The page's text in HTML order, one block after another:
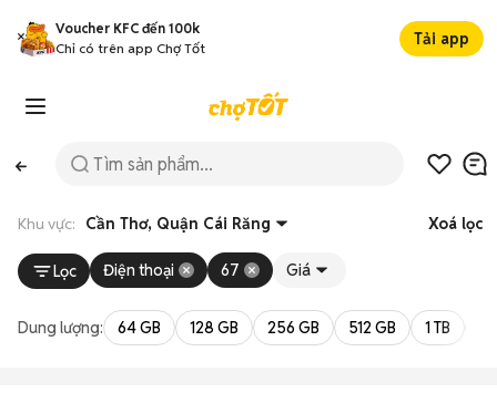
Voucher KFC đến 100k
Chỉ có trên app Chợ Tốt
Tải app
Khu vực: Cần Thơ, Quận Cái Răng Xoá lọc
Lọc Điện thoại 67 Giá
Dung lượng: 64 GB 128 GB 256 GB 512 GB 1 TB